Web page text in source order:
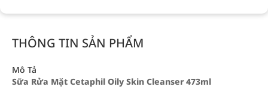
THÔNG TIN SẢN PHẨM
Mô Tả
Sữa Rửa Mặt Cetaphil Oily Skin Cleanser 473ml